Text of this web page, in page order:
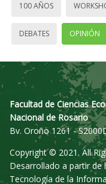
100 AÑOS
DEBATES OPINIÓN
Facultad de Ciencias
Nacional de Rosario
Bv. Oroño 1261 -
Copyright © 2021. All
Desarrollado a partir de
Tecnología de la